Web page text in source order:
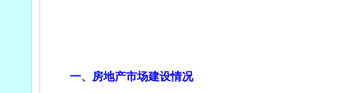
一、房地产市场建设情况